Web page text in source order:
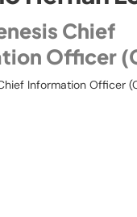
Chief
Officer
Information Officer